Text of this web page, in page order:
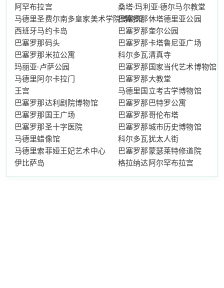
阿罕布拉宫
桑塔·玛利亚·德尔马尔教堂
马德里圣费尔南多皇家美术学院博物馆巴塞罗那休塔德里亚公园
西班牙马约卡岛
巴塞罗那奎尔公园
巴塞罗那码头
巴塞罗那卡塔鲁尼亚广场
巴塞罗那米拉公寓
科尔多瓦清真寺
玛丽亚·卢萨公园
巴塞罗那国家当代艺术博物馆
马德里阿尔卡拉门
巴塞罗那大教堂
王宫
马德里国立考古学博物馆
巴塞罗那达利剧院博物馆
巴塞罗那巴特罗公寓
巴塞罗那国王广场
巴塞罗那哥伦布塔
巴塞罗那圣十字医院
巴塞罗那城市历史博物馆
马德里蜡像馆
科尔多瓦犹太人街
马德里索菲娅王妃艺术中心
巴塞罗那蒙瑟莱特修道院
伊比萨岛
格拉纳达阿尔罕布拉宫